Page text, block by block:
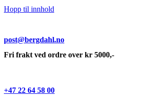
Hopp til innhold
post@bergdahl.no
Fri frakt ved ordre over kr 5000,-
+47 22 64 58 00